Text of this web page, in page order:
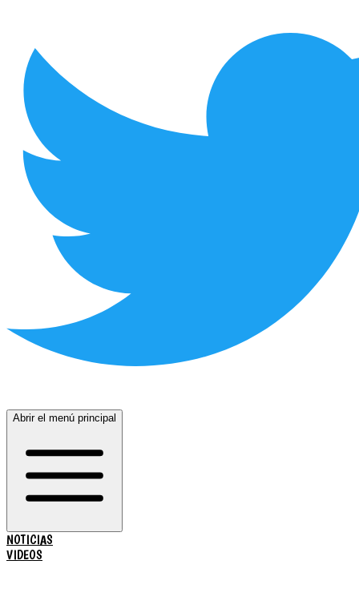
Abrir el menú principal
NOTICIAS
VIDEOS